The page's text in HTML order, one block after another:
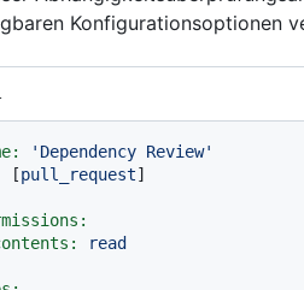
Konfigurationsoptionen
'Dependency Review'
[pull_request]
read